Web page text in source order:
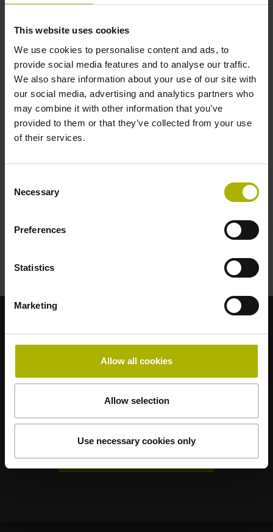
This website uses cookies
We use cookies to personalise content and ads, to
provide social media features and to analyse our traffic.
We also share information about your use of our site with
our social media, advertising and analytics partners who
may combine it with other information that you’ve
provided to them or that they’ve collected from your use
of their services.
Selection
Necessary
Preferences
Statistics
Marketing
Allow all cookies
Allow selection
Use necessary cookies only
productive with a Digital Twin |
HEIDENHAIN
各アプリケーションに最適なブランド
ETEL LEINE LINDE
エンドユーザー向けポータル
技術トレーニング